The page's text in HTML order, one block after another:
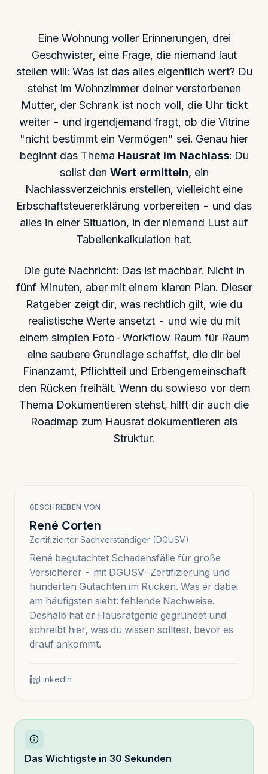
Eine Wohnung voller Erinnerungen, drei
Geschwister, eine Frage, die niemand laut
stellen will: Was ist das alles eigentlich wert? Du
stehst im Wohnzimmer deiner verstorbenen
Mutter, der Schrank ist noch voll, die Uhr tickt
weiter - und irgendjemand fragt, ob die Vitrine
"nicht bestimmt ein Vermögen" sei. Genau hier
beginnt das Thema Hausrat im Nachlass: Du
sollst den Wert ermitteln, ein
Nachlassverzeichnis erstellen, vielleicht eine
Erbschaftsteuererklärung vorbereiten - und das
alles in einer Situation, in der niemand Lust auf
Tabellenkalkulation hat.
Die gute Nachricht: Das ist machbar. Nicht in
fünf Minuten, aber mit einem klaren Plan. Dieser
Ratgeber zeigt dir, was rechtlich gilt, wie du
realistische Werte ansetzt - und wie du mit
einem simplen Foto-Workflow Raum für Raum
eine saubere Grundlage schaffst, die dir bei
Finanzamt, Pflichtteil und Erbengemeinschaft
den Rücken freihält. Wenn du sowieso vor dem
Thema Dokumentieren stehst, hilft dir auch die
Roadmap zum Hausrat dokumentieren als
Struktur.
GESCHRIEBEN VON
René Corten
Zertifizierter Sachverständiger (DGUSV)
René begutachtet Schadensfälle für große
Versicherer - mit DGUSV-Zertifizierung und
hunderten Gutachten im Rücken. Was er dabei
am häufigsten sieht: fehlende Nachweise.
Deshalb hat er Hausratgenie gegründet und
schreibt hier, was du wissen solltest, bevor es
drauf ankommt.
LinkedIn
Das Wichtigste in 30 Sekunden